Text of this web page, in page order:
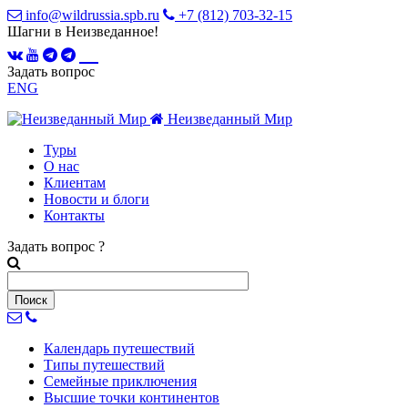
info@wildrussia.spb.ru
+7 (812) 703-32-15
Шагни в Неизведанное!
Задать вопрос
ENG
Неизведанный Мир
Туры
О нас
Клиентам
Новости и блоги
Контакты
Задать вопрос ?
Календарь путешествий
Типы путешествий
Семейные приключения
Высшие точки континентов